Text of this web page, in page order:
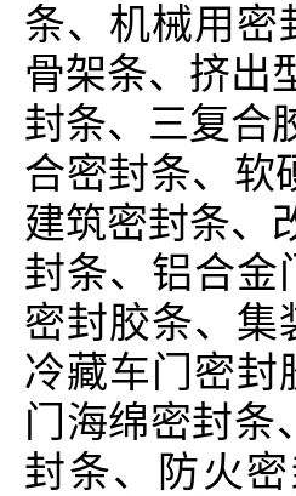
条、机械用密
骨架条、挤出
封条、三复合
合密封条、软
建筑密封条、
封条、铝合金
密封胶条、集
冷藏车门密封
门海绵密封条
封条、防火